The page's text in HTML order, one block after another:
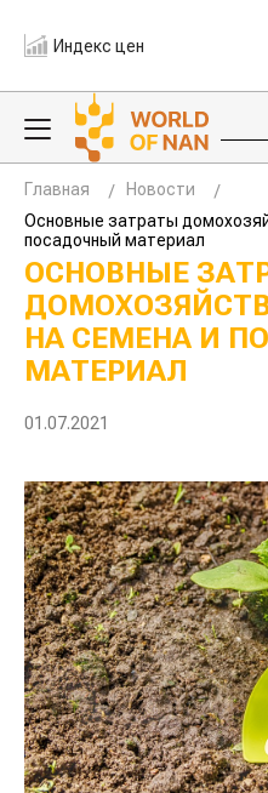
Индекс цен
Главная
Новости
Основные затраты
посадочный материал
ОСНОВНЫЕ
НА СЕМЕНА И
МАТЕРИАЛ
01.07.2021